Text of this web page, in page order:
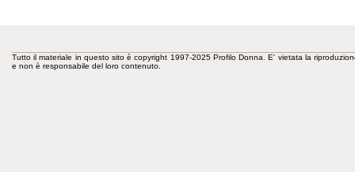
Tutto il materiale in questo sito è copyright 1997-2025 Profilo Donna. E' vietata la
e non è responsabile del loro contenuto.